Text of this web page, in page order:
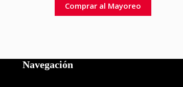
Comprar al Mayoreo
Navegación